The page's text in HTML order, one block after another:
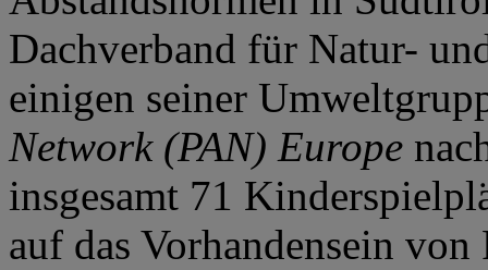
Dachverband für Natur-
einigen seiner
Network (PAN) Europe
insgesamt 71
auf das Vorhandensein